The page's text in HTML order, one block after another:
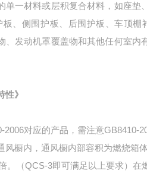
单一材料或层积复合材料，如座
、侧围护板、后围护板、车顶
、发动机罩覆盖物和其他任何室
》
对应的产品，需注意GB8410-
风橱内，通风橱内部容积为燃烧箱
。（QCS-3即可满足以上要求）